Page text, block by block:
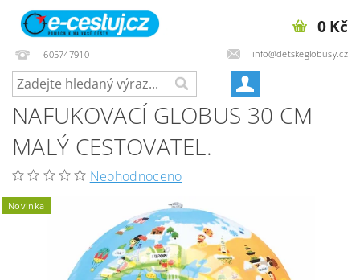
605747910 info@detskeglobusy.cz
0 Kč
NAFUKOVACÍ GLOBUS 30 CM
MALÝ CESTOVATEL.
Neohodnoceno
Novinka